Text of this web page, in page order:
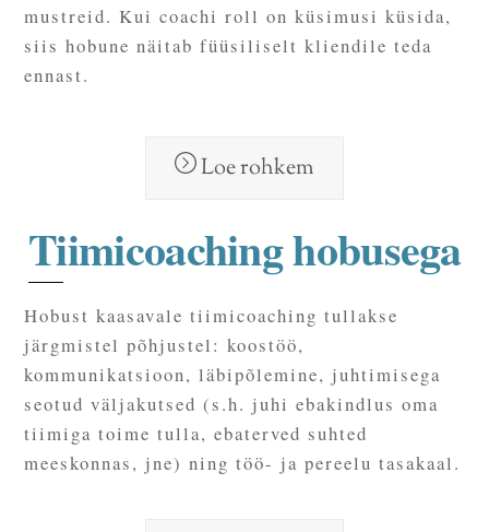
mustreid. Kui coachi roll on küsimusi küsida,
siis hobune näitab füüsiliselt kliendile teda
ennast.
Loe rohkem
Tiimicoaching hobusega
Hobust kaasavale tiimicoaching tullakse
järgmistel põhjustel: koostöö,
kommunikatsioon, läbipõlemine, juhtimisega
seotud väljakutsed (s.h. juhi ebakindlus oma
tiimiga toime tulla, ebaterved suhted
meeskonnas, jne) ning töö- ja pereelu tasakaal.